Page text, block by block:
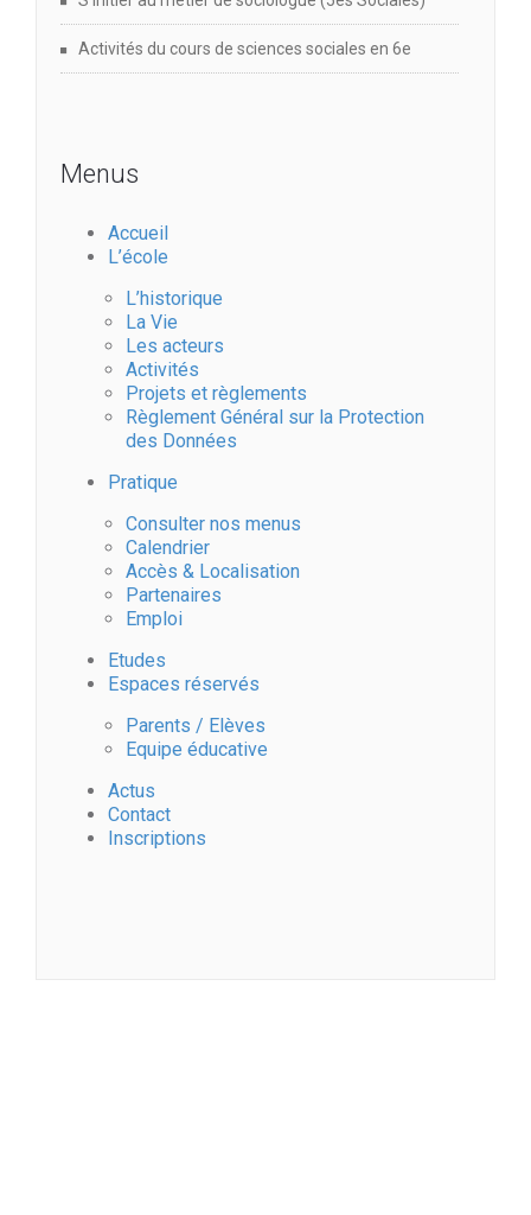
Activités du cours de sciences sociales en 6e
Menus
Accueil
L’école
L’historique
La Vie
Les acteurs
Activités
Projets et règlements
Règlement Général sur la Protection
des Données
Pratique
Consulter nos menus
Calendrier
Accès & Localisation
Partenaires
Emploi
Etudes
Espaces réservés
Parents / Elèves
Equipe éducative
Actus
Contact
Inscriptions